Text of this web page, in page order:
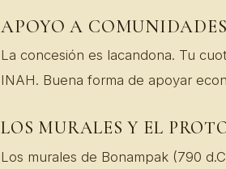
APOYO A COMUNIDADES
La concesión es lacandona. Tu
INAH. Buena forma de apoyar
LOS MURALES Y EL
Los murales de Bonampak (790